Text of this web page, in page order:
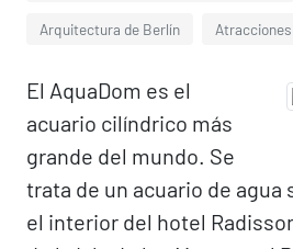
Arquitectura de Berlín
El AquaDom es el
acuario cilíndrico más
grande del mundo. Se
trata de un acuario de agua
el interior del hotel